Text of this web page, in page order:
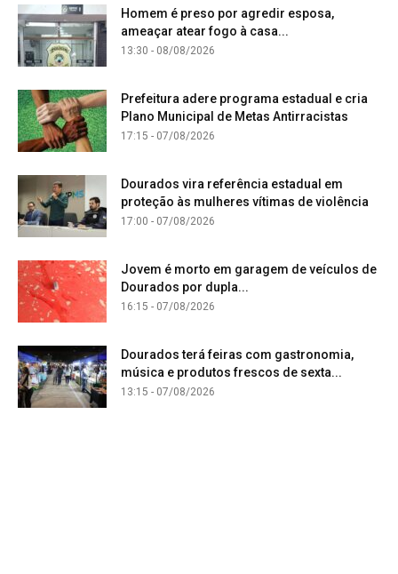
Homem é preso por agredir esposa,
ameaçar atear fogo à casa...
13:30 - 08/08/2026
Prefeitura adere programa estadual e cria
Plano Municipal de Metas Antirracistas
17:15 - 07/08/2026
Dourados vira referência estadual em
proteção às mulheres vítimas de violência
17:00 - 07/08/2026
Jovem é morto em garagem de veículos de
Dourados por dupla...
16:15 - 07/08/2026
Dourados terá feiras com gastronomia,
música e produtos frescos de sexta...
13:15 - 07/08/2026